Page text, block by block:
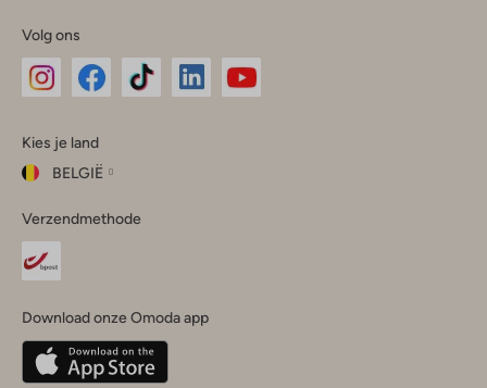
Volg ons
InstagramFacebook
Kies je land
BELGIË
je
land
Belgique(Français)
Deutschland
Verzendmethode
Download onze Omoda app